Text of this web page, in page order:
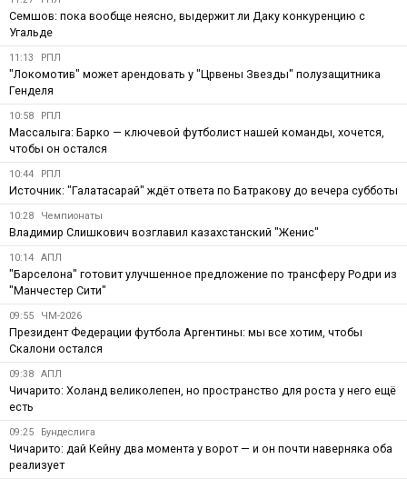
Семшов: пока вообще неясно, выдержит ли Даку конкуренцию с
Угальде
11:13 РПЛ
"Локомотив" может арендовать у "Црвены Звезды" полузащитника
Генделя
10:58 РПЛ
Массалыга: Барко — ключевой футболист нашей команды, хочется,
чтобы он остался
10:44 РПЛ
Источник: "Галатасарай" ждёт ответа по Батракову до вечера субботы
10:28 Чемпионаты
Владимир Слишкович возглавил казахстанский "Женис"
10:14 АПЛ
"Барселона" готовит улучшенное предложение по трансферу Родри из
"Манчестер Сити"
09:55 ЧМ-2026
Президент Федерации футбола Аргентины: мы все хотим, чтобы
Скалони остался
09:38 АПЛ
Чичарито: Холанд великолепен, но пространство для роста у него ещё
есть
09:25 Бундеслига
Чичарито: дай Кейну два момента у ворот — и он почти наверняка оба
реализует